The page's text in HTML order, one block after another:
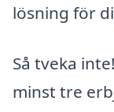
lösning för
Så tveka
minst tre